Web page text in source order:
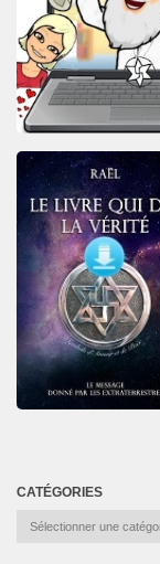
CATÉGORIES
Catégories